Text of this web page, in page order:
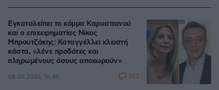
Εγκαταλείπει το κόμμα Καρυστιανού
και ο επιχειρηματίας Νίκος
Μπρουτζάκης: Καταγγέλλει κλειστή
κάστα, «λένε προδότες και
πληρωμένους όσους αποχωρούν»
08.08.2026, 18:48 353